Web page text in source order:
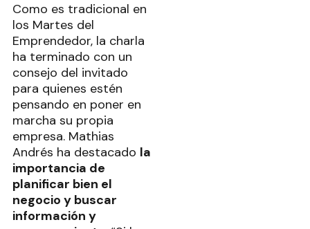
Como es tradicional en
los Martes del
Emprendedor, la charla
ha terminado con un
consejo del invitado
para quienes estén
pensando en poner en
marcha su propia
empresa. Mathias
Andrés ha destacado la
importancia de
planificar bien el
negocio y buscar
información y